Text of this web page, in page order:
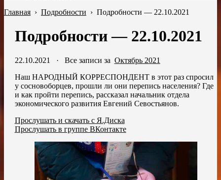
Главная › Подробности › Подробности — 22.10.2021
Подробности — 22.10.2021
22.10.2021 · Все записи за Октябрь 2021
Наш НАРОДНЫЙ КОРРЕСПОНДЕНТ в этот раз спросил
у сосновоборцев, прошли ли они перепись населения? Где
и как пройти перепись, рассказал начальник отдела
экономического развития Евгений Севостьянов.
Прослушать и скачать с Я.Диска
Прослушать в группе ВКонтакте